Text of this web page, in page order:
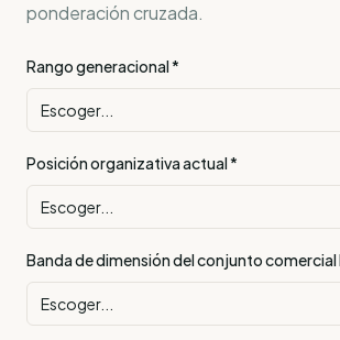
ponderación cruzada.
Rango generacional*
Escoger...
Posición organizativa actual*
Escoger...
Banda de dimensión del conjunto comercial
Escoger...